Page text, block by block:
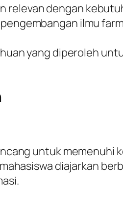
relevan dengan
ilmu
yang diperoleh
untuk memenuhi
diajarkan